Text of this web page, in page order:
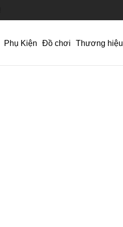
Phụ Kiện Đồ chơi Thương hiệu